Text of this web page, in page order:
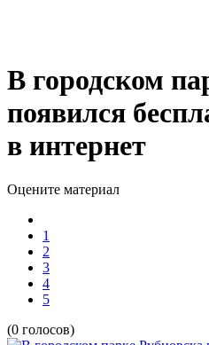
В городском
появился
в интернет
Оцените материал
1
2
3
4
5
(0 голосов)